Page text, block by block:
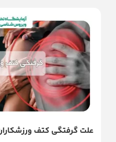
علت گرفتگی کتف